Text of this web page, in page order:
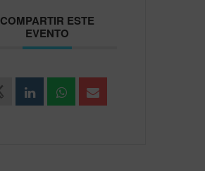
COMPARTIR ESTE
EVENTO